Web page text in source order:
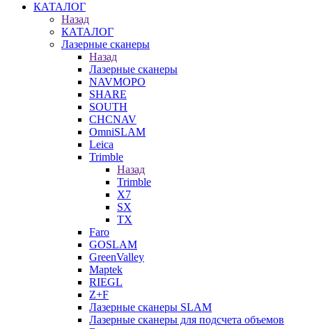
КАТАЛОГ
Назад
КАТАЛОГ
Лазерные сканеры
Назад
Лазерные сканеры
NAVMOPO
SHARE
SOUTH
CHCNAV
OmniSLAM
Leica
Trimble
Назад
Trimble
X7
SX
TX
Faro
GOSLAM
GreenValley
Maptek
RIEGL
Z+F
Лазерные сканеры SLAM
Лазерные сканеры для подсчета объемов